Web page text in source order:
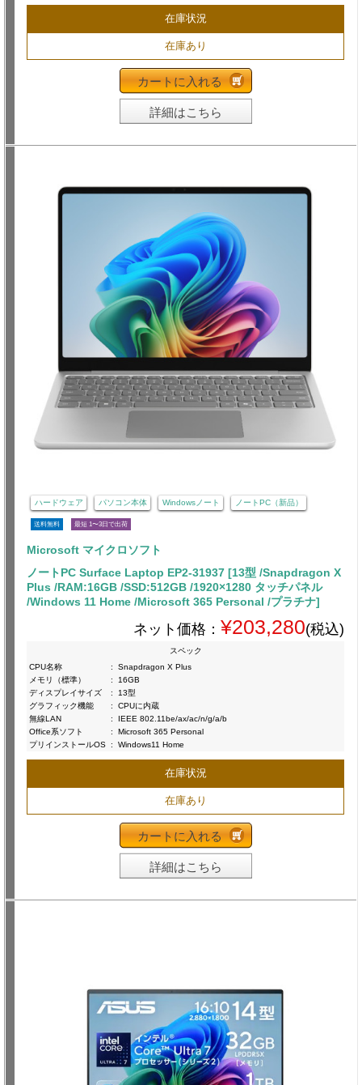
在庫状況
在庫あり
カートに入れる
詳細はこちら
ハードウェア パソコン本体 Windowsノート ノートPC（新品）
送料無料 最短 1〜3日で出荷
Microsoft マイクロソフト
ノートPC Surface Laptop EP2-31937 [13型 /Snapdragon X
Plus /RAM:16GB /SSD:512GB /1920×1280 タッチパネル
/Windows 11 Home /Microsoft 365 Personal /プラチナ]
ネット価格： ¥203,280(税込)
スペック
CPU名称
:
Snapdragon X Plus
メモリ（標準）
:
16GB
ディスプレイサイズ
:
13型
グラフィック機能
:
CPUに内蔵
無線LAN
:
IEEE 802.11be/ax/ac/n/g/a/b
Office系ソフト
:
Microsoft 365 Personal
プリインストールOS : Windows11 Home
在庫状況
在庫あり
カートに入れる
詳細はこちら